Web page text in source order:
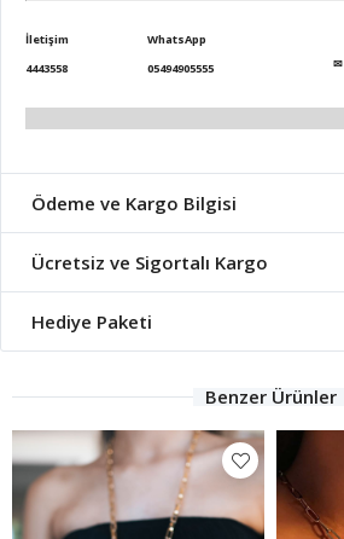
İletişim
4443558
WhatsApp
05494905555
✉
Ödeme ve Kargo Bilgisi
Ücretsiz ve Sigortalı Kargo
Hediye Paketi
Benzer Ürünler